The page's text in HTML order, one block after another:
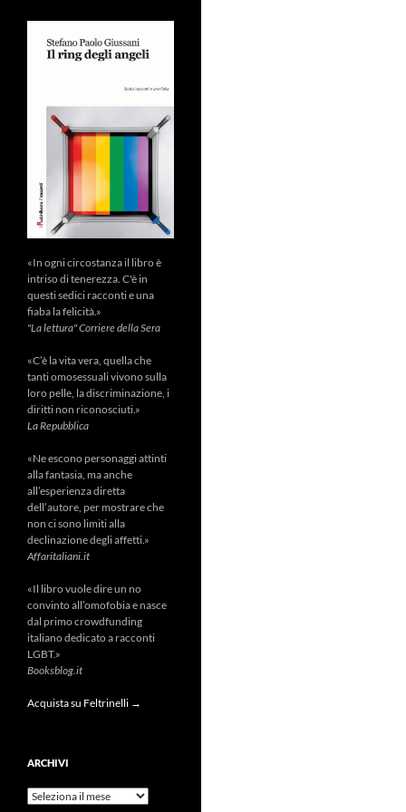
«In ogni circostanza il libro è
intriso di tenerezza. C'è in
questi sedici racconti e una
fiaba la felicità.»
"La lettura" Corriere della Sera
«C’è la vita vera, quella che
tanti omosessuali vivono sulla
loro pelle, la discriminazione, i
diritti non riconosciuti.»
La Repubblica
«Ne escono personaggi attinti
alla fantasia, ma anche
all’esperienza diretta
dell’autore, per mostrare che
non ci sono limiti alla
declinazione degli affetti.»
Affaritaliani.it
«Il libro vuole dire un no
convinto all’omofobia e nasce
dal primo crowdfunding
italiano dedicato a racconti
LGBT.»
Booksblog.it
Acquista su Feltrinelli →
ARCHIVI
Archivi